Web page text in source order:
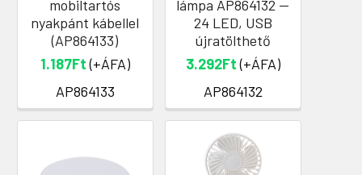
mobiltartós
nyakpánt kábellel
(AP864133)
1.187Ft(+ÁFA)
AP864133
lámpa AP864132 —
24 LED, USB
újratölthető
3.292Ft(+ÁFA)
AP864132